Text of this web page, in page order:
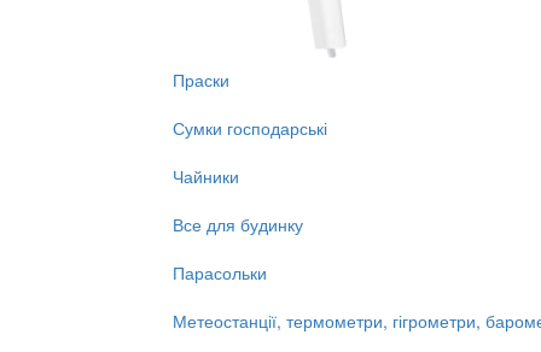
Праски
Сумки господарські
Чайники
Все для будинку
Парасольки
Метеостанції, термометри, гігрометри,